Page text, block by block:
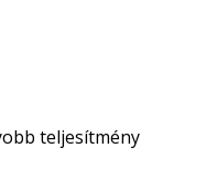
teljesítmény